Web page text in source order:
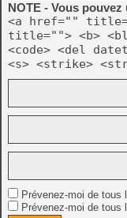
NOTE - Vous
<a href=""
title=""> <b>
<code> <del
<s> <strike>
Prévenez-moi de tous
Prévenez-moi de tous